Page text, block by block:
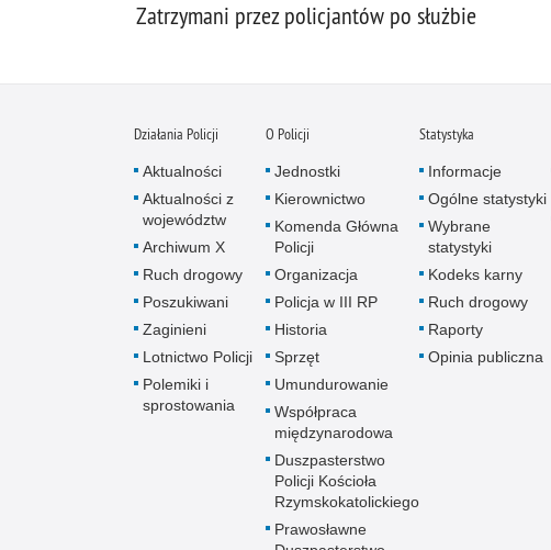
Zatrzymani przez policjantów po służbie
Działania Policji
Aktualności
Aktualności z
województw
Archiwum X
Ruch drogowy
Poszukiwani
Zaginieni
Lotnictwo Policji
Polemiki i
sprostowania
O Policji
Jednostki
Kierownictwo
Komenda Główna
Policji
Organizacja
Policja w III RP
Historia
Sprzęt
Umundurowanie
Współpraca
międzynarodowa
Duszpasterstwo
Policji Kościoła
Rzymskokatolickiego
Prawosławne
Statystyka
Informacje
Ogólne statystyki
Wybrane
statystyki
Kodeks karny
Ruch drogowy
Raporty
Opinia publiczna